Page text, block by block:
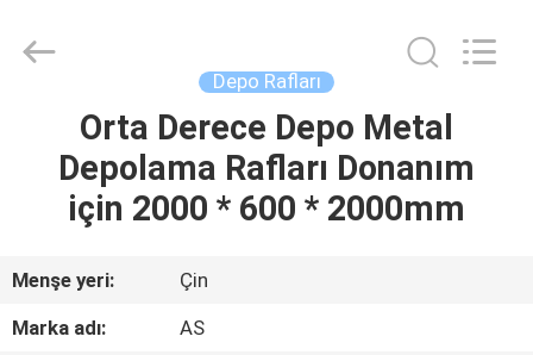
ÜRÜNLER
VIDEOLAR
Shelves
Co.,Ltd.
Depo Rafları
Orta Derece Depo Metal
Depolama Rafları Donanım
için 2000 * 600 * 2000mm
Menşe yeri:
Çin
Marka adı:
AS